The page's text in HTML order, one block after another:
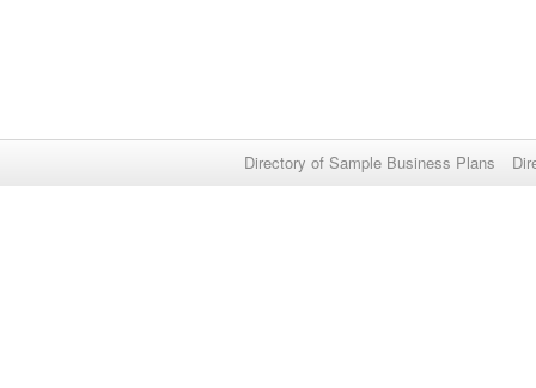
Directory of Sample Business Plans